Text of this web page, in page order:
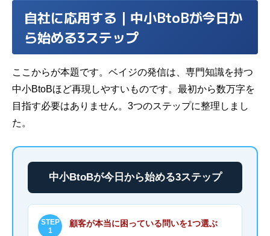
自社に応用する｜中小BtoBが今日か
ら始める3ステップ
ここからが本題です。ベイジの発信は、専門知識を持つ
中小BtoBほど再現しやすいものです。最初から数万字を
目指す必要はありません。3つのステップに整理しまし
た。
中小BtoBが今日から始める3ステップ
STEP
1
顧客が本当に困っている問いを1つ選ぶ